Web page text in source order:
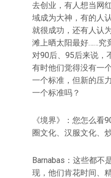
去创业，有人想当网
域成为大神，有的人
就很成功，还有人认
滩上晒太阳最好……究
对90后、95后来说，
有时他们觉得没有一
一个标准，但新的压
一个标准吗？
《境界》：您怎么看
圈文化、汉服文化、
Barnabas：这些都不
现，他们肯花时间、